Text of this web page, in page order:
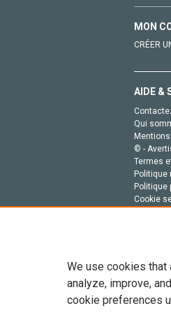
MON
CRÉER
AIDE &
Qui
© -
Termes
Politique
Politique
Cookie
Tout le
We use cookies that
analyze, improve,
cookie preferences